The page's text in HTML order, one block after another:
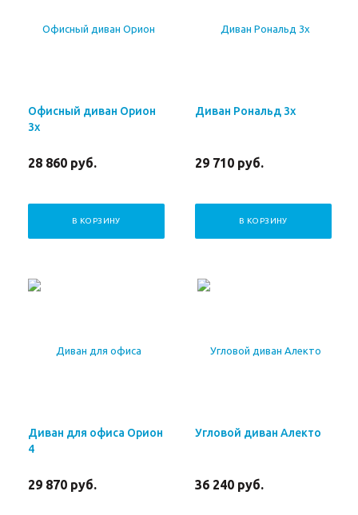
Офисный диван Орион
3х
28 860 руб.
В КОРЗИНУ
Диван Рональд 3х
29 710 руб.
В КОРЗИНУ
Диван для офиса Орион
4
29 870 руб.
Угловой диван Алекто
36 240 руб.